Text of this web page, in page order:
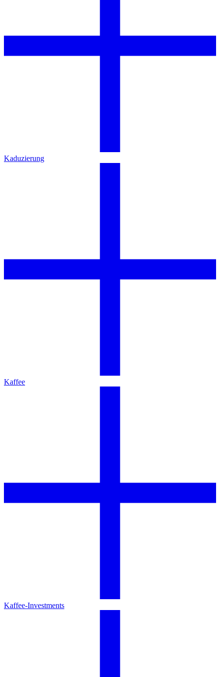
Kaduzierung
Kaffee
Kaffee-Investments